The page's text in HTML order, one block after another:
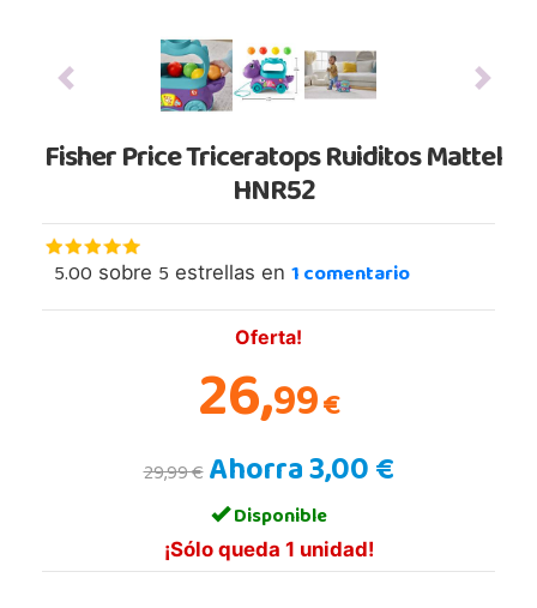
Previous Next
Fisher Price Triceratops Ruiditos Mattel
HNR52
5.00 sobre 5 estrellas en 1comentario
Oferta!
26,99€
29,99 €Ahorra 3,00 €
Disponible
¡Sólo queda 1 unidad!